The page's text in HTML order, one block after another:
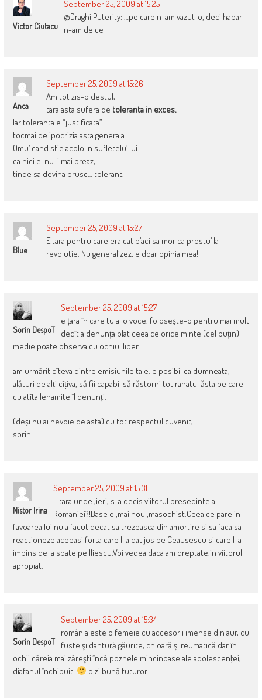
Victor Ciutacu
September 25, 2009 at 15:25
@Draghi Puterity: …pe care n-am vazut-o, deci habar
n-am de ce
Anca
September 25, 2009 at 15:26
Am tot zis-o destul,
tara asta sufera de toleranta in exces.
Iar toleranta e “justificata”
tocmai de ipocrizia asta generala.
Omu’ cand stie acolo-n sufletelu’ lui
ca nici el nu-i mai breaz,
tinde sa devina brusc… tolerant.
Blue
September 25, 2009 at 15:27
E tara pentru care era cat p’aci sa mor ca prostu’ la
revolutie. Nu generalizez, e doar opinia mea!
Sorin DespoT
September 25, 2009 at 15:27
e țara în care tu ai o voce. folosește-o pentru mai mult
decît a denunța plat ceea ce orice minte (cel puțin)
medie poate observa cu ochiul liber.
am urmărit cîteva dintre emisiunile tale. e posibil ca dumneata,
alături de alți cîțiva, să fii capabil să răstorni tot rahatul ăsta pe care
cu atîta lehamite îl denunți.
(deși nu ai nevoie de asta) cu tot respectul cuvenit,
sorin
Nistor Irina
September 25, 2009 at 15:31
E tara unde ,ieri, s-a decis viitorul presedinte al
Romaniei?!Base e ,mai nou ,masochist.Ceea ce pare in
favoarea lui nu a facut decat sa trezeasca din amortire si sa faca sa
reactioneze aceeasi forta care l-a dat jos pe Ceausescu si care l-a
impins de la spate pe Iliescu.Voi vedea daca am dreptate,in viitorul
apropiat.
Sorin DespoT
September 25, 2009 at 15:34
românia este o femeie cu accesorii imense din aur, cu
fuste şi dantură găurite, chioară şi reumatică dar în
ochii căreia mai zăreşti încă poznele mincinoase ale adolescenţei,
diafanul închipuit.
o zi bună tuturor.